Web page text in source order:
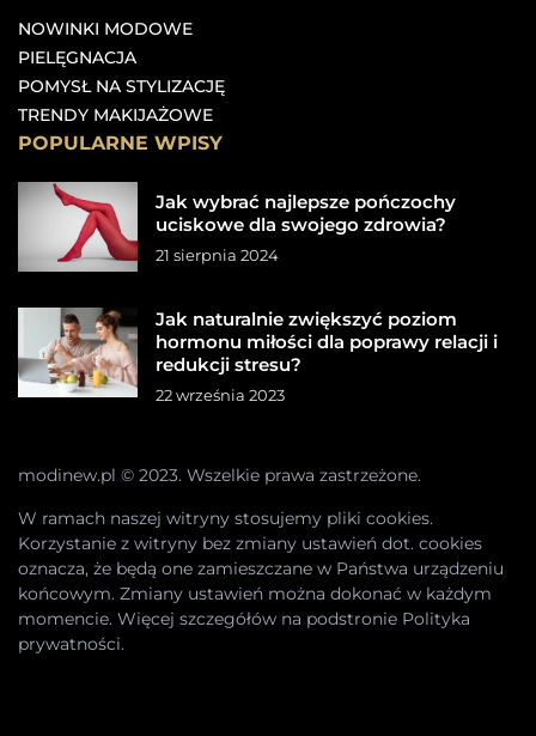
NOWINKI MODOWE
PIELĘGNACJA
POMYSŁ NA STYLIZACJĘ
TRENDY MAKIJAŻOWE
POPULARNE WPISY
Jak wybrać najlepsze pończochy
uciskowe dla swojego zdrowia?
21 sierpnia 2024
Jak naturalnie zwiększyć poziom
hormonu miłości dla poprawy relacji i
redukcji stresu?
22 września 2023
modinew.pl © 2023. Wszelkie prawa zastrzeżone.
W ramach naszej witryny stosujemy pliki cookies.
Korzystanie z witryny bez zmiany ustawień dot. cookies
oznacza, że będą one zamieszczane w Państwa urządzeniu
końcowym. Zmiany ustawień można dokonać w każdym
momencie. Więcej szczegółów na podstronie Polityka
prywatności.